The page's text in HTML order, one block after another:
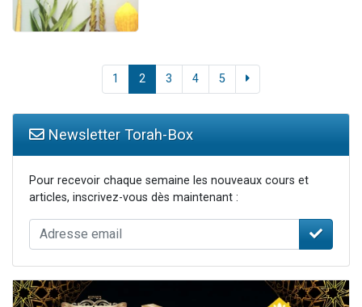
1 2 3 4 5
Newsletter Torah-Box
Pour recevoir chaque semaine les nouveaux cours et
articles, inscrivez-vous dès maintenant :